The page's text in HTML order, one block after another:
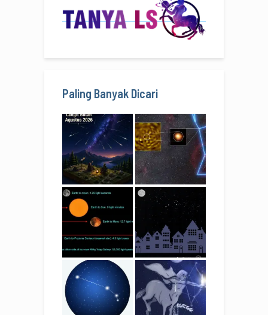
Paling Banyak Dicari